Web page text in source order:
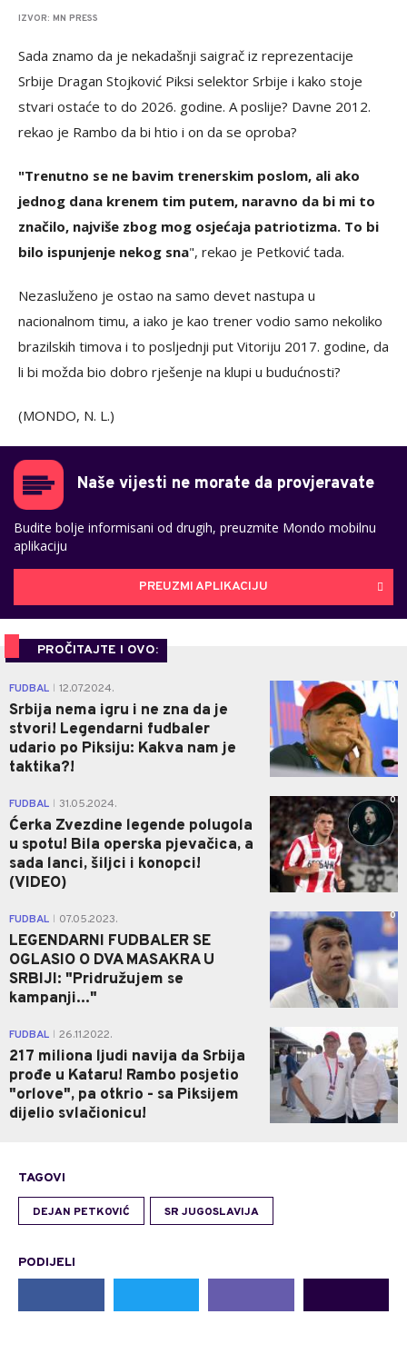
IZVOR: MN PRESS
Sada znamo da je nekadašnji saigrač iz reprezentacije
Srbije Dragan Stojković Piksi selektor Srbije i kako stoje
stvari ostaće to do 2026. godine. A poslije? Davne 2012.
rekao je Rambo da bi htio i on da se oproba?
"Trenutno se ne bavim trenerskim poslom, ali ako
jednog dana krenem tim putem, naravno da bi mi to
značilo, najviše zbog mog osjećaja patriotizma. To bi
bilo ispunjenje nekog sna", rekao je Petković tada.
Nezasluženo je ostao na samo devet nastupa u
nacionalnom timu, a iako je kao trener vodio samo nekoliko
brazilskih timova i to posljednji put Vitoriju 2017. godine, da
li bi možda bio dobro rješenje na klupi u budućnosti?
(MONDO, N. L.)
Naše vijesti ne morate da provjeravate
Budite bolje informisani od drugih, preuzmite Mondo mobilnu
aplikaciju
PREUZMI APLIKACIJU
PROČITAJTE I OVO:
FUDBAL 12.07.2024.
Srbija nema igru i ne zna da je
stvori! Legendarni fudbaler
udario po Piksiju: Kakva nam je
taktika?!
0
FUDBAL 31.05.2024.
Ćerka Zvezdine legende polugola
u spotu! Bila operska pjevačica, a
sada lanci, šiljci i konopci!
(VIDEO)
0
FUDBAL 07.05.2023.
LEGENDARNI FUDBALER SE
OGLASIO O DVA MASAKRA U
SRBIJI: "Pridružujem se
kampanji..."
0
FUDBAL 26.11.2022.
217 miliona ljudi navija da Srbija
prođe u Kataru! Rambo posjetio
"orlove", pa otkrio - sa Piksijem
dijelio svlačionicu!
TAGOVI
DEJAN PETKOVIĆ SR JUGOSLAVIJA
PODIJELI